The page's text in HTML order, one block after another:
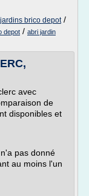
brico depot/
depot / abri jardin
avec
de
disponibles et
pas donné
au moins l'un